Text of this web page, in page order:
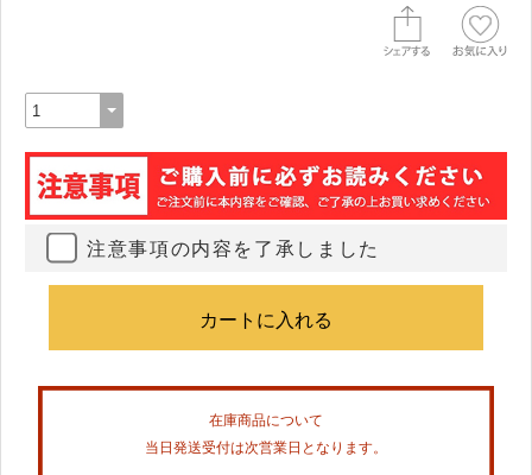
注意事項の内容を了承しました
在庫商品について
当日発送受付は次営業日となります。